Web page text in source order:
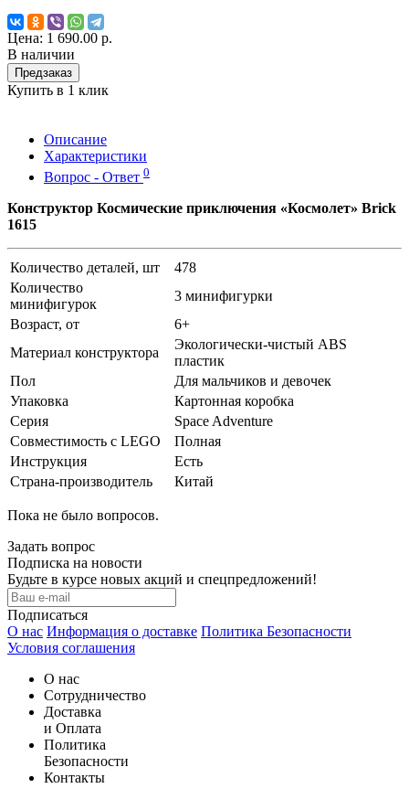
Цена: 1 690.00 р.
В наличии
Предзаказ
Купить в 1 клик
Описание
Характеристики
Вопрос - Ответ 0
Конструктор Космические приключения «Космолет» Brick
1615
Количество деталей, шт
478
Количество
минифигурок
3 минифигурки
Возраст, от
6+
Материал конструктора
Экологически-чистый ABS
пластик
Пол
Для мальчиков и девочек
Упаковка
Картонная коробка
Серия
Space Adventure
Совместимость с LEGO
Полная
Инструкция
Есть
Страна-производитель
Китай
Пока не было вопросов.
Задать вопрос
Подписка на новости
Будьте в курсе новых акций и спецпредложений!
Подписаться
О нас Информация о доставке Политика Безопасности
Условия соглашения
О нас
Сотрудничество
Доставка
и Оплата
Политика
Безопасности
Контакты